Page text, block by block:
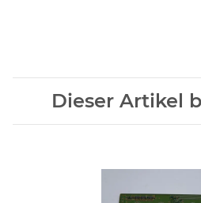
Dieser Artikel